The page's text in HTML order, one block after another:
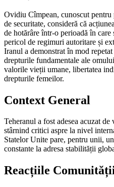
Ovidiu Cîmpean, cunoscut
de securitate, consideră că
de hotărâre într-o perioadă în care
pericol de regimuri autoritare și
Iranul a demonstrat în mod
drepturile fundamentale ale
valorile vieții umane, libertatea
drepturile femeilor.
Context General
Teheranul a fost adesea acuzat
stârnind critici aspre la nivel
Statelor Unite pare, pentru unii,
constante la adresa stabilității
Reacțiile